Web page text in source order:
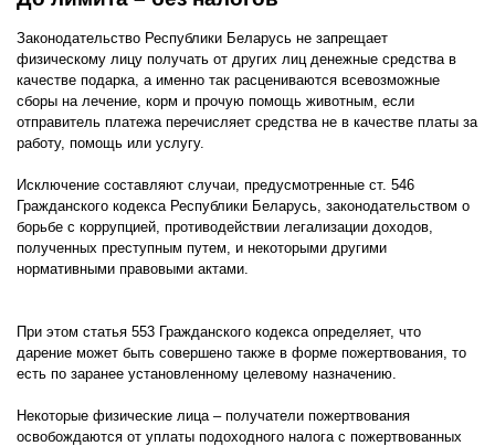
Законодательство Республики Беларусь не запрещает
физическому лицу получать от других лиц денежные средства в
качестве подарка, а именно так расцениваются всевозможные
сборы на лечение, корм и прочую помощь животным, если
отправитель платежа перечисляет средства не в качестве платы за
работу, помощь или услугу.
Исключение составляют случаи, предусмотренные ст. 546
Гражданского кодекса Республики Беларусь, законодательством о
борьбе с коррупцией, противодействии легализации доходов,
полученных преступным путем, и некоторыми другими
нормативными правовыми актами.
При этом статья 553 Гражданского кодекса определяет, что
дарение может быть совершено также в форме пожертвования, то
есть по заранее установленному целевому назначению.
Некоторые физические лица – получатели пожертвования
освобождаются от уплаты подоходного налога с пожертвованных